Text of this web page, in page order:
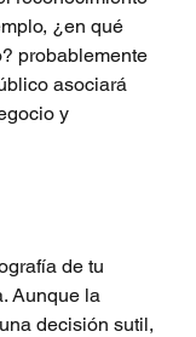
¿en qué
probablemente
asociará
y
de tu
Aunque la
decisión sutil,